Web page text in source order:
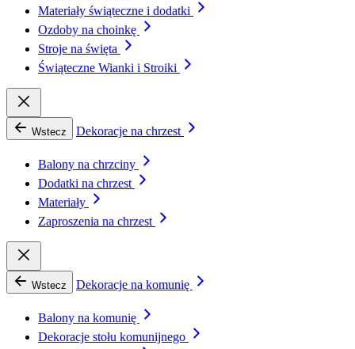
Materiały świąteczne i dodatki
Ozdoby na choinkę
Stroje na święta
Świąteczne Wianki i Stroiki
Wstecz Dekoracje na chrzest
Balony na chrzciny
Dodatki na chrzest
Materiały
Zaproszenia na chrzest
Wstecz Dekoracje na komunię
Balony na komunię
Dekoracje stołu komunijnego